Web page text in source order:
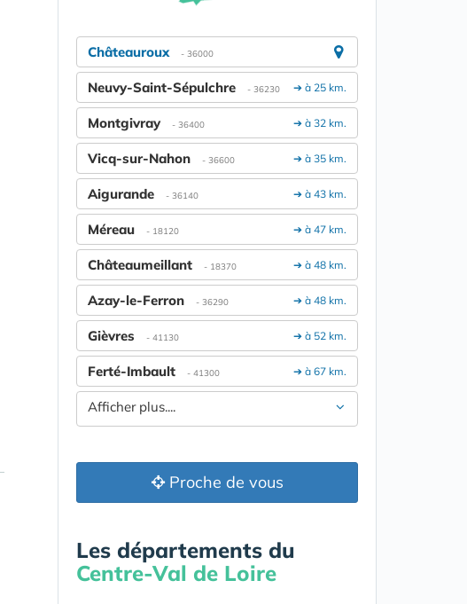
Châteauroux - 36000
➔ à 25 km.
Neuvy-Saint-Sépulchre - 36230
➔ à 32 km.
Montgivray - 36400
➔ à 35 km.
Vicq-sur-Nahon - 36600
➔ à 43 km.
Aigurande - 36140
➔ à 47 km.
Méreau - 18120
➔ à 48 km.
Châteaumeillant - 18370
➔ à 48 km.
Azay-le-Ferron - 36290
➔ à 52 km.
Gièvres - 41130
➔ à 67 km.
Ferté-Imbault - 41300
Afficher plus....
Proche de vous
Les départements du
Centre-Val de Loire